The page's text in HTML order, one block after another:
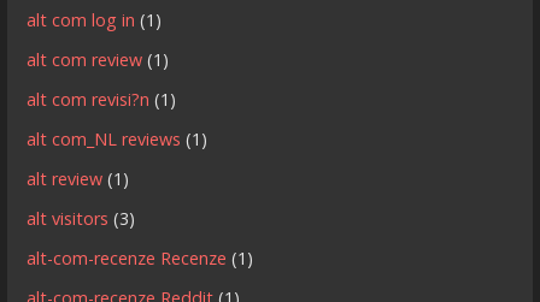
alt com log in (1)
alt com review (1)
alt com revisi?n (1)
alt com_NL reviews (1)
alt review (1)
alt visitors (3)
alt-com-recenze Recenze (1)